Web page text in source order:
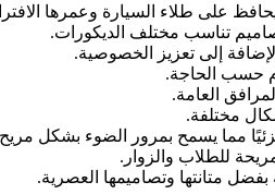
على طلاء السيارة وعمرها
تناسب مختلف الديكورات.
إلى تعزيز الخصوصية.
حسب الحاجة.
العامة.
مما يسمح بمرور الضوء بشكل
للطلاب والزوار.
متانتها وتصاميمها العصرية.